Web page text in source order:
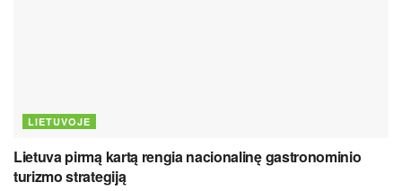
LIETUVOJE
Lietuva pirmą kartą rengia nacionalinę gastronominio
turizmo strategiją